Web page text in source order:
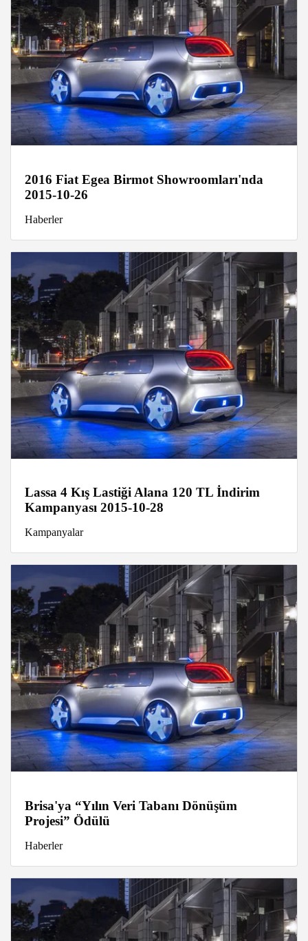
2016 Fiat Egea Birmot Showroomları'nda
2015-10-26
Haberler
Lassa 4 Kış Lastiği Alana 120 TL İndirim
Kampanyası 2015-10-28
Kampanyalar
Brisa'ya “Yılın Veri Tabanı Dönüşüm
Projesi” Ödülü
Haberler